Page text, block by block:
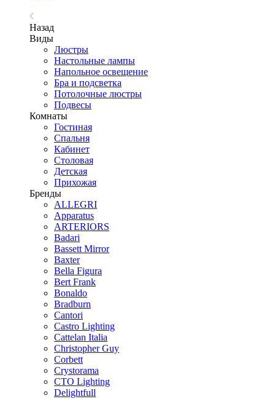
Назад
Виды
Люстры
Настольные лампы
Напольное освещение
Бра и подсветка
Потолочные люстры
Подвесы
Комнаты
Гостиная
Спальня
Кабинет
Столовая
Детская
Прихожая
Бренды
ALLEGRI
Apparatus
ARTERIORS
Badari
Bassett Mirror
Baxter
Bella Figura
Bert Frank
Bonaldo
Bradburn
Cantori
Castro Lighting
Cattelan Italia
Christopher Guy
Corbett
Crystorama
CTO Lighting
Delightfull